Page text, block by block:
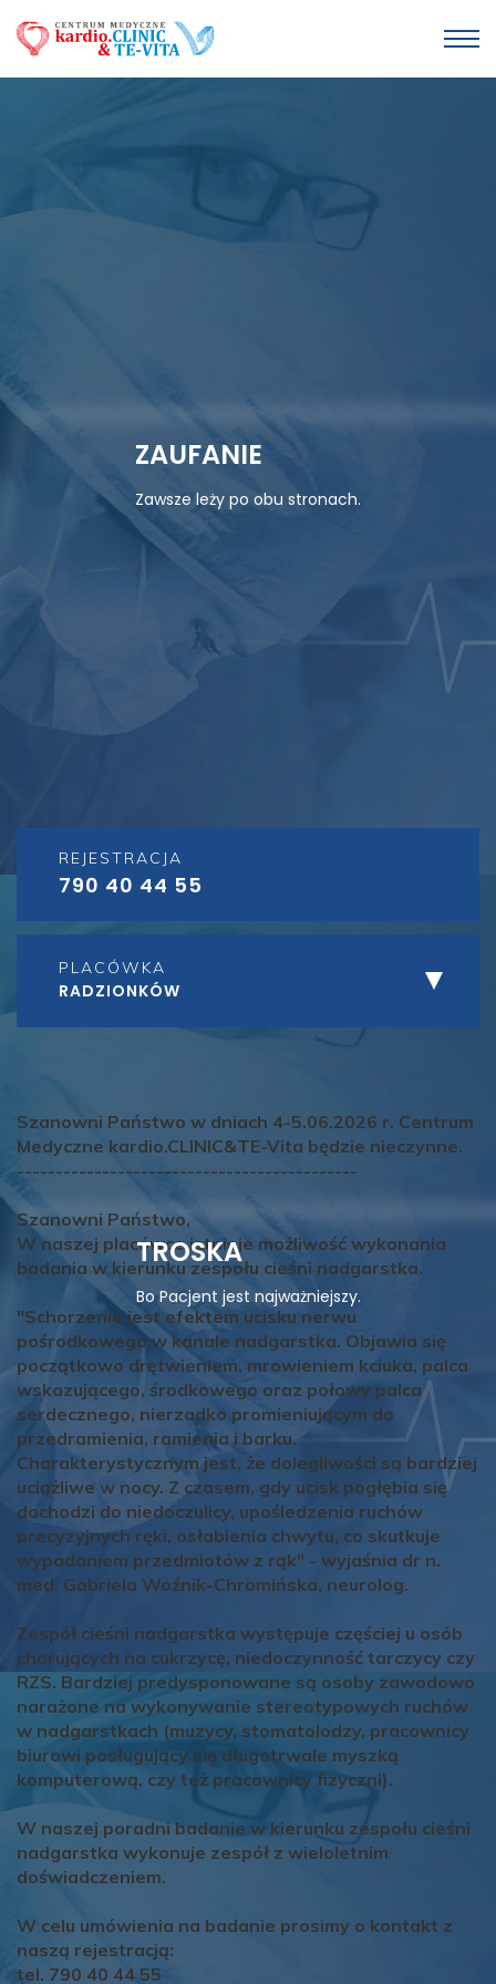
ZAUFANIE
Zawsze leży po obu stronach.
TROSKA
Bo Pacjent jest najważniejszy.
REJESTRACJA
790 40 44 55
PLACÓWKA
RADZIONKÓW
Szanowni Państwo w dniach 4-5.06.2026 r. Centrum
Medyczne kardio.CLINIC&TE-Vita będzie nieczynne.
--------------------------------------------
Szanowni Państwo,
W naszej placówce istnieje możliwość wykonania
badania w kierunku zespołu cieśni nadgarstka.
"Schorzenie jest efektem ucisku nerwu
pośrodkowego w kanale nadgarstka. Objawia się
początkowo drętwieniem, mrowieniem kciuka, palca
wskazującego, środkowego oraz połowy palca
serdecznego, nierzadko promieniującym do
przedramienia, ramienia i barku.
Charakterystycznym jest, że dolegliwości są bardziej
uciążliwe w nocy. Z czasem, gdy ucisk pogłębia się
dochodzi do niedoczulicy, upośledzenia ruchów
precyzyjnych ręki, osłabienia chwytu, co skutkuje
wypadaniem przedmiotów z rąk" - wyjaśnia dr n.
med. Gabriela Woźnik-Chromińska, neurolog.
Zespół cieśni nadgarstka występuje częściej u osób
chorujących na cukrzycę, niedoczynność tarczycy czy
RZS. Bardziej predysponowane są osoby zawodowo
narażone na wykonywanie stereotypowych ruchów
w nadgarstkach (muzycy, stomatolodzy, pracownicy
biurowi posługujący się długotrwale myszką
komputerową, czy też pracownicy fizyczni).
W naszej poradni badanie w kierunku zespołu cieśni
nadgarstka wykonuje zespół z wieloletnim
doświadczeniem.
W celu umówienia na badanie prosimy o kontakt z
naszą rejestracją:
tel. 790 40 44 55